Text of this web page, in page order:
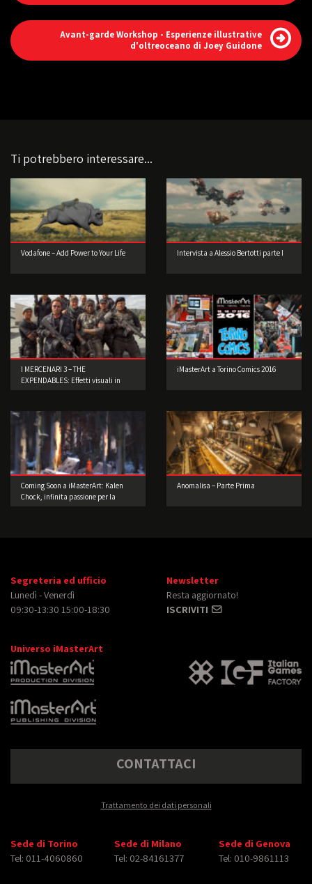
Avant-garde Workshop - Esperienze illustrative
d'oltreoceano di Joey Guidone
Ti potrebbero interessare...
Vodafone – Add Power to Your Life Intervista a Alessio Bertotti parte I
I MERCENARI 3 – THE
EXPENDABLES: Effetti visuali in
iMasterArt a Torino Comics 2016
Coming Soon a iMasterArt: Kalen
Chock, infinita passione per la
Anomalisa – Parte Prima
Segreteria ed ufficio
Lunedì - Venerdì
09:30-13:30 15:00-18:30
Newsletter
Resta aggiornato!
ISCRIVITI
Universo iMasterArt
CONTATTACI
Trattamento dei dati personali
Sede di Torino
Tel: 011-4060860
Sede di Milano
Tel: 02-84161377
Sede di Genova
Tel: 010-9861113